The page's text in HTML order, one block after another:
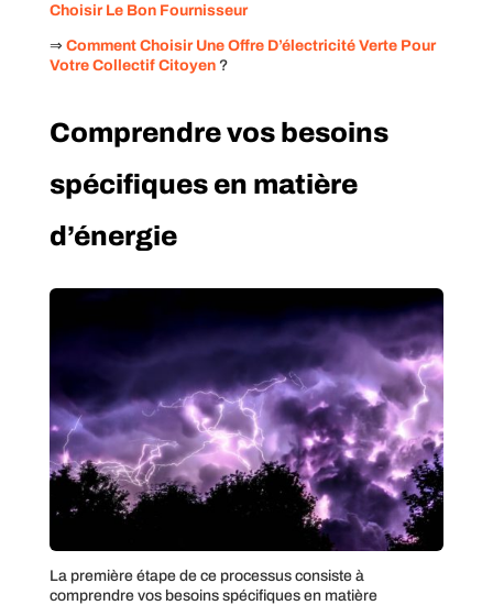
Choisir Le Bon Fournisseur
⇒ Comment Choisir Une Offre D’électricité Verte Pour
Votre Collectif Citoyen?
Comprendre vos besoins
spécifiques en matière
d’énergie
La première étape de ce processus consiste à
comprendre vos besoins spécifiques en matière